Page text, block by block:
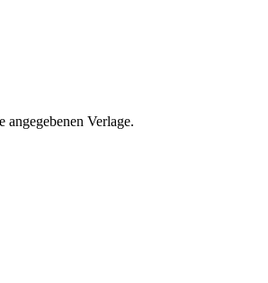
Verlage.